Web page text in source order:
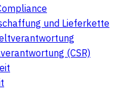
und Lieferkette
(CSR)